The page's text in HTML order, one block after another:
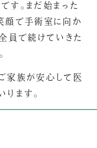
す。まだ始まった
顔で手術室に向か
員で続けていきた
家族が安心して医
ます。